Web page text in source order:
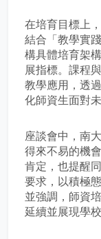
在培育目標上
結合「教學實
構具體培育架
展指標。課程
教學應用，透
化師資生面對
座談會中，南
得來不易的機
肯定，也提醒
要求，以積極
並強調，師資
延續並展現學